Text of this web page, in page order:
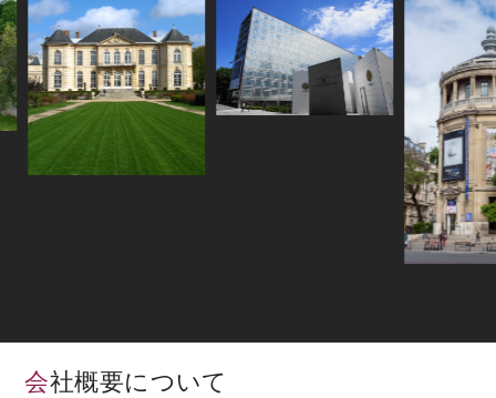
会社概要について